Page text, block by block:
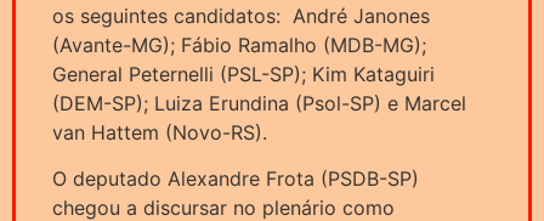
os seguintes candidatos: André Janones
(Avante-MG); Fábio Ramalho (MDB-MG);
General Peternelli (PSL-SP); Kim Kataguiri
(DEM-SP); Luiza Erundina (Psol-SP) e Marcel
van Hattem (Novo-RS).
O deputado Alexandre Frota (PSDB-SP)
chegou a discursar no plenário como